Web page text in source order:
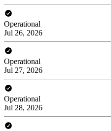
Operational
Jul 26, 2026
Operational
Jul 27, 2026
Operational
Jul 28, 2026